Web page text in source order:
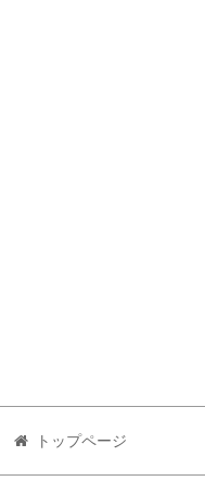
トップページ